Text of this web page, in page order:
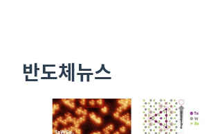
반도체뉴스